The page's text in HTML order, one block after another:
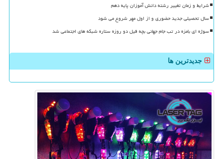
شرایط و زمان تغییر رشته دانش آموزان پایه دهم
سال تحصیلی جدید حضوری و از اول مهر شروع می شود
سوژه ای بامزه در تب جام جهانی بچه فیل دو روزه ستاره شبکه های اجتماعی شد
جدیدترین ها